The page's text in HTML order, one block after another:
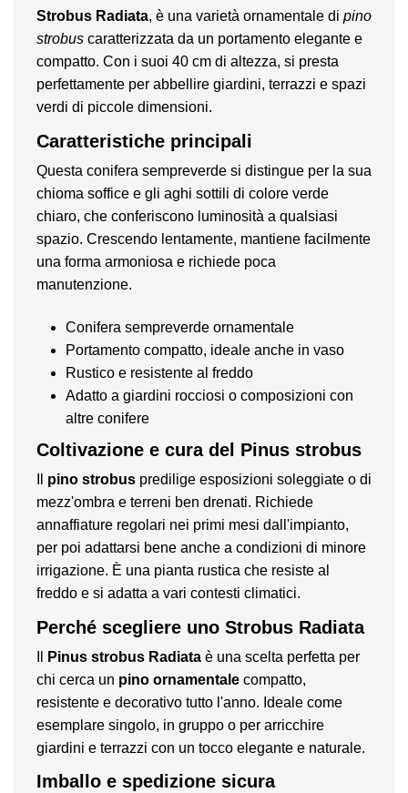
Strobus Radiata, è una varietà ornamentale di pino
strobus caratterizzata da un portamento elegante e
compatto. Con i suoi 40 cm di altezza, si presta
perfettamente per abbellire giardini, terrazzi e spazi
verdi di piccole dimensioni.
Caratteristiche principali
Questa conifera sempreverde si distingue per la sua
chioma soffice e gli aghi sottili di colore verde
chiaro, che conferiscono luminosità a qualsiasi
spazio. Crescendo lentamente, mantiene facilmente
una forma armoniosa e richiede poca
manutenzione.
Conifera sempreverde ornamentale
Portamento compatto, ideale anche in vaso
Rustico e resistente al freddo
Adatto a giardini rocciosi o composizioni con
altre conifere
Coltivazione e cura del Pinus strobus
pino strobus predilige esposizioni soleggiate o di
mezz'ombra e terreni ben drenati. Richiede
annaffiature regolari nei primi mesi dall'impianto,
per poi adattarsi bene anche a condizioni di minore
irrigazione. È una pianta rustica che resiste al
freddo e si adatta a vari contesti climatici.
Perché scegliere uno Strobus Radiata
Pinus strobus Radiata è una scelta perfetta per
chi cerca un pino ornamentale compatto,
resistente e decorativo tutto l'anno. Ideale come
esemplare singolo, in gruppo o per arricchire
giardini e terrazzi con un tocco elegante e naturale.
Imballo e spedizione sicura